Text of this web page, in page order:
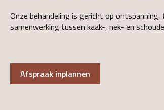
Onze behandeling is gericht op
samenwerking tussen kaak-, nek- en
Afspraak inplannen